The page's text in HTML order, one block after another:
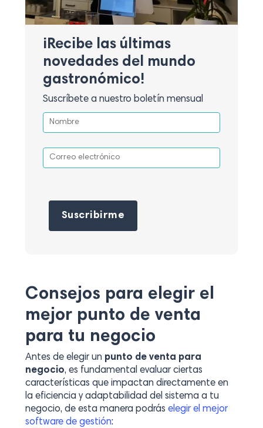
¡Recibe las últimas
novedades del mundo
gastronómico!
Suscríbete a nuestro boletín mensual
Consejos para elegir el
mejor punto de venta
para tu negocio
Antes de elegir un punto de venta para
negocio, es fundamental evaluar ciertas
características que impactan directamente en
la eficiencia y adaptabilidad del sistema a tu
negocio, de esta manera podrás elegir el mejor
software de gestión: